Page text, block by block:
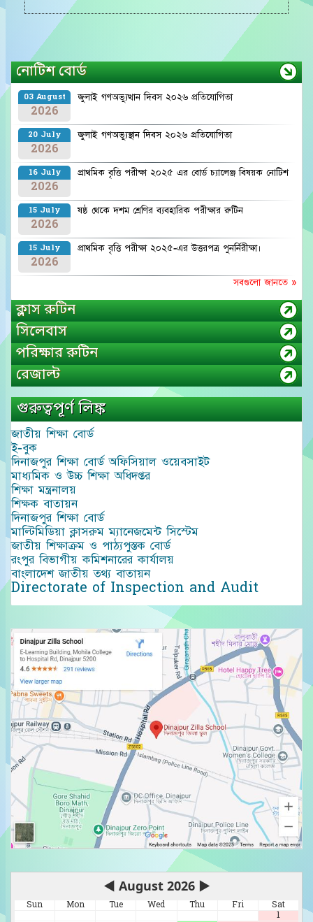
নোটিশ বোর্ড
03 August
2026
জুলাই গণঅভ্যুত্থান দিবস ২০২৬ প্রতিযোগিতা
20 July
2026
জুলাই গণঅভ্যুস্থান দিবস ২০২৬ প্রতিযোগিতা
16 July
2026
প্রাথমিক বৃত্তি পরীক্ষা ২০২৫ এর বোর্ড চ্যালেঞ্জ বিষয়ক নোটিশ
15 July
2026
ষষ্ঠ থেকে দশম শ্রেণির ব্যবহারিক পরীক্ষার রুটিন
15 July
2026
প্রাথমিক বৃত্তি পরীক্ষা ২০২৫-এর উত্তরপত্র পুনর্নিরীক্ষা।
সবগুলো জানতে »
ক্লাস রুটিন
সিলেবাস
পরিক্ষার রুটিন
রেজাল্ট
গুরুত্বপূর্ণ লিঙ্ক
জাতীয় শিক্ষা বোর্ড
ই-বুক
দিনাজপুর শিক্ষা বোর্ড অফিসিয়াল ওয়েবসাইট
মাধ্যমিক ও উচ্চ শিক্ষা অধিদপ্তর
শিক্ষা মন্ত্রনালয়
শিক্ষক বাতায়ন
দিনাজপুর শিক্ষা বোর্ড
মাল্টিমিডিয়া ক্লাসরুম ম্যানেজমেন্ট সিস্টেম
জাতীয় শিক্ষাক্রম ও পাঠ্যপুস্তক বোর্ড
রংপুর বিভাগীয় কমিশনারের কার্যালয়
বাংলাদেশ জাতীয় তথ্য বাতায়ন
Directorate of Inspection and Audit
◀ August 2026 ▶
Sun Mon Tue Wed Thu Fri
Sat
1